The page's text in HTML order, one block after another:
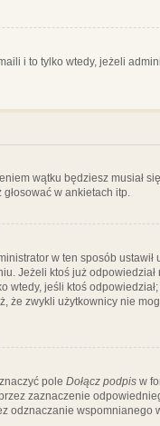
i to tylko wtedy, jeżeli
wątku będziesz musiał
w ankietach itp.
w ten sposób ustawił
Jeżeli ktoś już odpowiedział
wtedy, jeśli ktoś
że zwykli użytkownicy nie
pole Dołącz podpis w
zaznaczenie
odznaczanie wspomnianego